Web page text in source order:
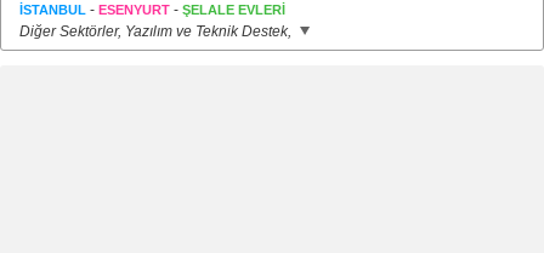
İSTANBUL - ESENYURT - ŞELALE EVLERİ
Diğer Sektörler, Yazılım ve Teknik Destek,